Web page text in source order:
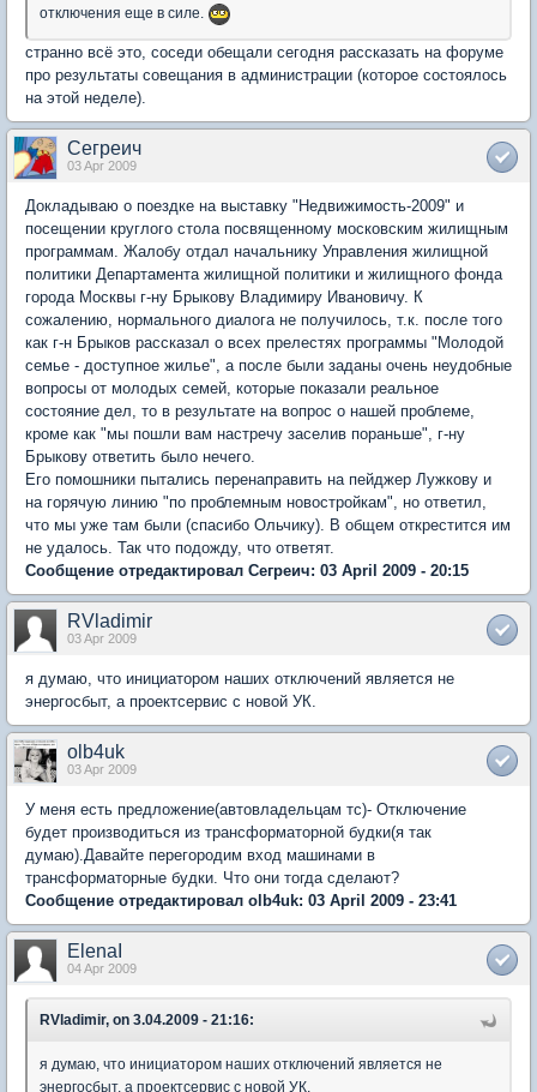
отключения еще в силе.
странно всё это, соседи обещали сегодня рассказать на форуме
про результаты совещания в администрации (которое состоялось
на этой неделе).
Сегреич
03 Apr 2009
Докладываю о поездке на выставку "Недвижимость-2009" и
посещении круглого стола посвященному московским жилищным
программам. Жалобу отдал начальнику Управления жилищной
политики Департамента жилищной политики и жилищного фонда
города Москвы г-ну Брыкову Владимиру Ивановичу. К
сожалению, нормального диалога не получилось, т.к. после того
как г-н Брыков рассказал о всех прелестях программы "Молодой
семье - доступное жилье", а после были заданы очень неудобные
вопросы от молодых семей, которые показали реальное
состояние дел, то в результате на вопрос о нашей проблеме,
кроме как "мы пошли вам настречу заселив пораньше", г-ну
Брыкову ответить было нечего.
Его помошники пытались перенаправить на пейджер Лужкову и
на горячую линию "по проблемным новостройкам", но ответил,
что мы уже там были (спасибо Ольчику). В общем открестится им
не удалось. Так что подожду, что ответят.
Сообщение отредактировал Сегреич: 03 April 2009 - 20:15
RVladimir
03 Apr 2009
я думаю, что инициатором наших отключений является не
энергосбыт, а проектсервис с новой УК.
olb4uk
03 Apr 2009
У меня есть предложение(автовладельцам тс)- Отключение
будет производиться из трансформаторной будки(я так
думаю).Давайте перегородим вход машинами в
трансформаторные будки. Что они тогда сделают?
Сообщение отредактировал olb4uk: 03 April 2009 - 23:41
ElenaI
04 Apr 2009
RVladimir, on 3.04.2009 - 21:16:
я думаю, что инициатором наших отключений является не
энергосбыт, а проектсервис с новой УК.